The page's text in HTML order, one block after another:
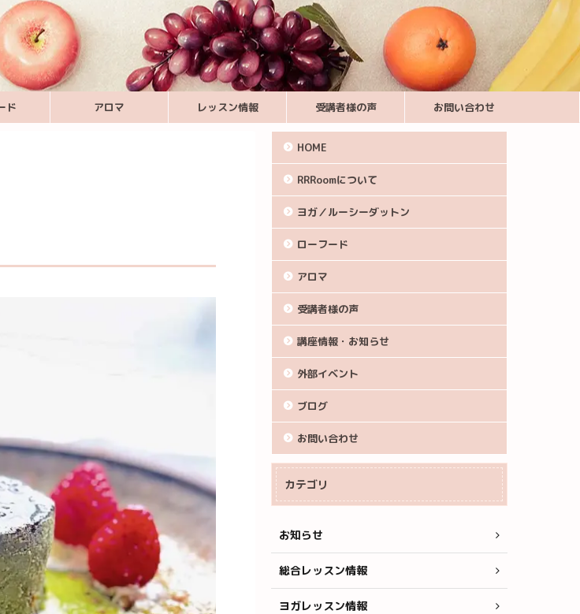
ド アロマ レッスン情報 受講者様の声 お問い合わせ
HOME
RRRoomについて
ヨガ／ルーシーダットン
ローフード
アロマ
受講者様の声
講座情報・お知らせ
外部イベント
ブログ
お問い合わせ
カテゴリ
お知らせ
総合レッスン情報
ヨガレッスン情報